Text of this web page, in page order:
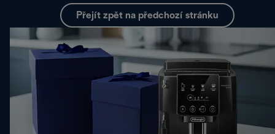
Přejít zpět na předchozí stránku